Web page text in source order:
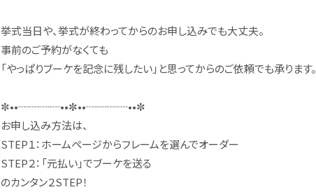
挙式当日や、挙式が終わってからのお申し込みでも大丈夫。
事前のご予約がなくても
「やっぱりブーケを記念に残したい」と思ってからのご依頼でも承ります。
✼••┈┈┈┈••✼••┈┈┈┈••✼
お申し込み方法は、
STEP１：ホームページからフレームを選んでオーダー
STEP２：「元払い」でブーケを送る
のカンタン２STEP！